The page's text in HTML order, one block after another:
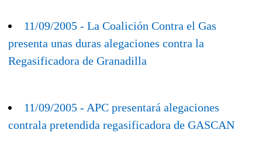
11/09/2005 - La Coalición Contra el Gas
presenta unas duras alegaciones contra la
Regasificadora de Granadilla
11/09/2005 - APC presentará alegaciones
contrala pretendida regasificadora de GASCAN